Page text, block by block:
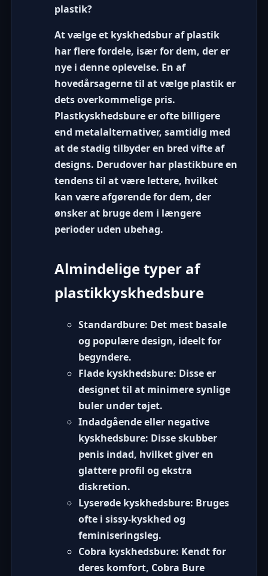
plastik?
At vælge et kyskhedsbur af plastik
har flere fordele, især for dem, der er
nye i denne oplevelse. En af
hovedårsagerne til at vælge plastik er
dets overkommelige pris.
Plastkyskhedsbure er ofte billigere
end metalalternativer, samtidig med
at de stadig tilbyder en bred vifte af
designs. Derudover har plastikbure en
tendens til at være lettere, hvilket
kan være afgørende for dem, der
ønsker at bruge dem i længere
perioder uden ubehag.
Almindelige typer af
plastikkyskhedsbure
Standardbure: Det mest basale
og populære design, ideelt for
begyndere.
Flade kyskhedsbure: Disse er
designet til at minimere synlige
buler under tøjet.
Indadgående eller negative
kyskhedsbure: Disse skubber
penis indad, hvilket giver en
glattere profil og ekstra
diskretion.
Lyserøde kyskhedsbure: Bruges
ofte i sissy-kyskhed og
feminiseringsleg.
Cobra kyskhedsbure: Kendt for
deres komfort, Cobra Bure